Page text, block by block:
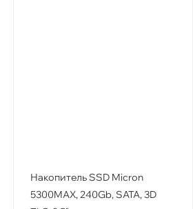
Накопитель SSD Micron
5300MAX, 240Gb, SATA, 3D